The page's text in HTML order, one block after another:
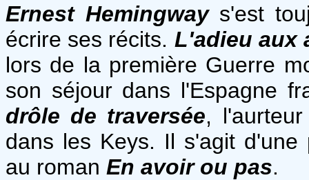
Ernest Hemingway s'est
écrire ses récits. L'adieu aux
lors de la première Guerre
son séjour dans l'Espagne
drôle de traversée,
dans les Keys. Il s'agit
au roman En avoir ou pas.